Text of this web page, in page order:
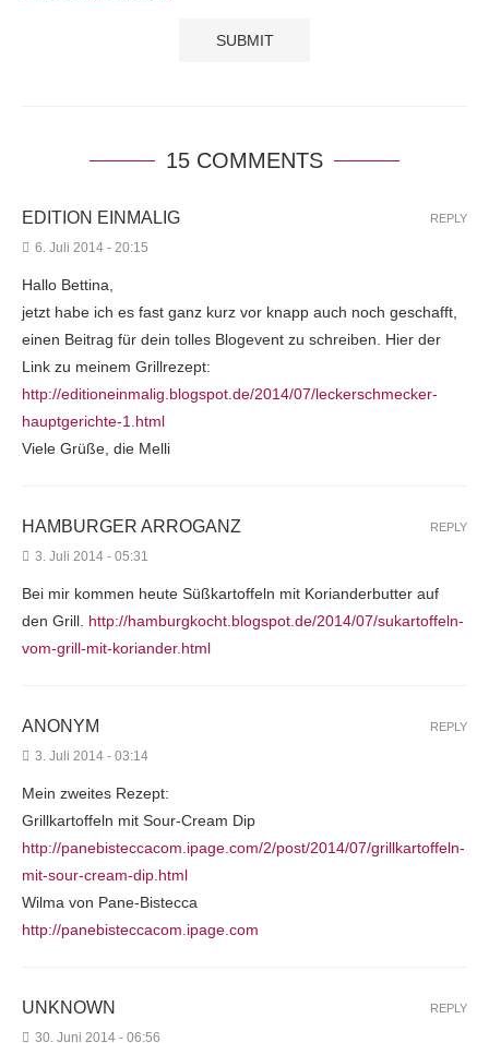
15 COMMENTS
EDITION EINMALIG
6. Juli 2014 - 20:15
Hallo Bettina,
jetzt habe ich es fast ganz kurz vor knapp auch noch geschafft,
einen Beitrag für dein tolles Blogevent zu schreiben. Hier der
Link zu meinem Grillrezept:
http://editioneinmalig.blogspot.de/2014/07/leckerschmecker-
hauptgerichte-1.html
Viele Grüße, die Melli
REPLY
HAMBURGER ARROGANZ
3. Juli 2014 - 05:31
Bei mir kommen heute Süßkartoffeln mit Korianderbutter auf
den Grill. http://hamburgkocht.blogspot.de/2014/07/sukartoffeln-
vom-grill-mit-koriander.html
REPLY
ANONYM
3. Juli 2014 - 03:14
Mein zweites Rezept:
Grillkartoffeln mit Sour-Cream Dip
http://panebisteccacom.ipage.com/2/post/2014/07/grillkartoffeln-
mit-sour-cream-dip.html
Wilma von Pane-Bistecca
http://panebisteccacom.ipage.com
REPLY
UNKNOWN
30. Juni 2014 - 06:56
REPLY